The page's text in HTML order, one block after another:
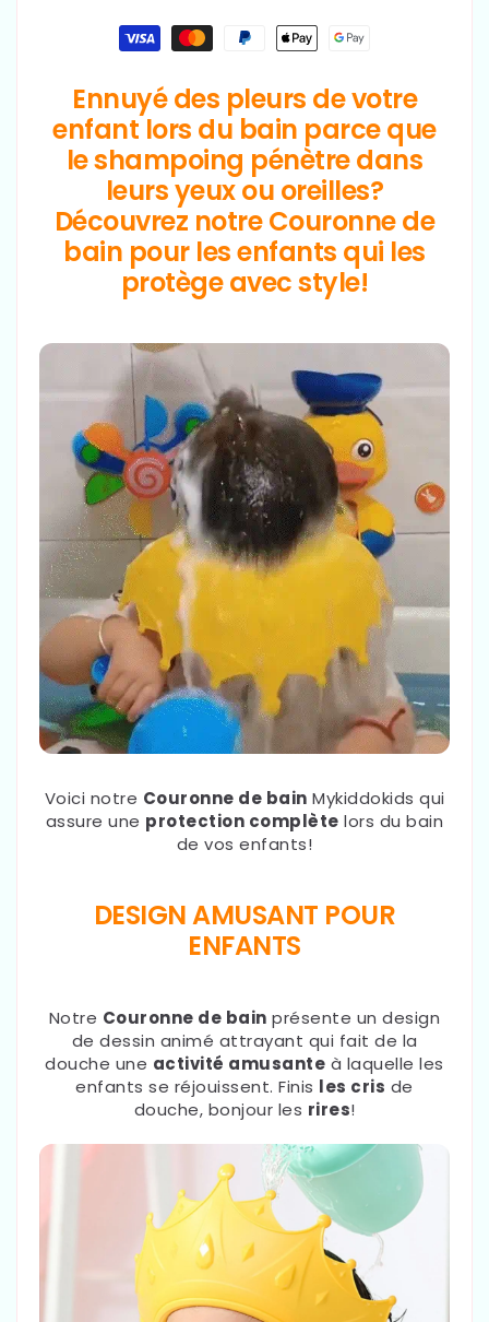
Ennuyé des pleurs de votre
enfant lors du bain parce que
le shampoing pénètre dans
leurs yeux ou oreilles?
Découvrez notre Couronne de
bain pour les enfants qui les
protège avec style!
Voici notre Couronne de bain Mykiddokids qui
assure une protection complète lors du bain
de vos enfants!
DESIGN AMUSANT POUR
ENFANTS
Notre Couronne de bain présente un design
de dessin animé attrayant qui fait de la
douche une activité amusante à laquelle les
enfants se réjouissent. Finis les cris de
douche, bonjour les rires!